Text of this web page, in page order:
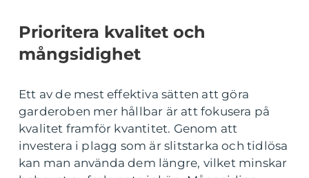
Prioritera kvalitet och
mångsidighet
Ett av de mest effektiva sätten att göra
garderoben mer hållbar är att fokusera på
kvalitet framför kvantitet. Genom att
investera i plagg som är slitstarka och tidlösa
kan man använda dem längre, vilket minskar